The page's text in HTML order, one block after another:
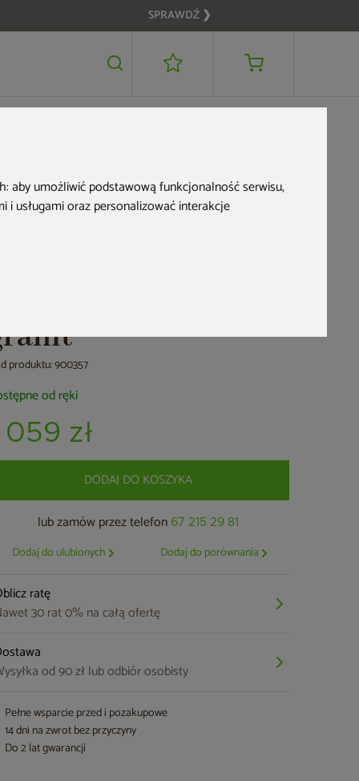
aby umożliwić podstawową funkcjonalność serwisu,
i usługami oraz personalizować interakcje
SPRAWDŹ ❯
1 059 zł DODAJ DO KOSZYKA
na
produktu: 900357
od ręki
059 zł
DODAJ DO KOSZYKA
lub zamów przez telefon 67 215 29 81
Dodaj do ulubionych Dodaj do porównania
ratę
30 rat 0% na całą ofertę
od 90 zł lub odbiór osobisty
Pełne wsparcie przed i pozakupowe
14 dni na zwrot bez przyczyny
Do 2 lat gwarancji